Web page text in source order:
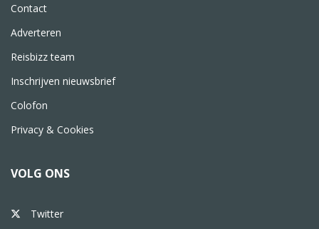
Contact
Adverteren
Reisbizz team
Inschrijven nieuwsbrief
Colofon
Privacy & Cookies
VOLG ONS
Twitter